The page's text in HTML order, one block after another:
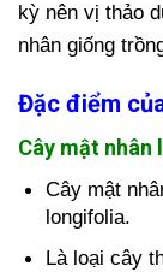
kỳ nên vị thảo
nhân giống
Đặc điểm
Cây mật nhân
Cây mật
longifolia.
Là loại cây